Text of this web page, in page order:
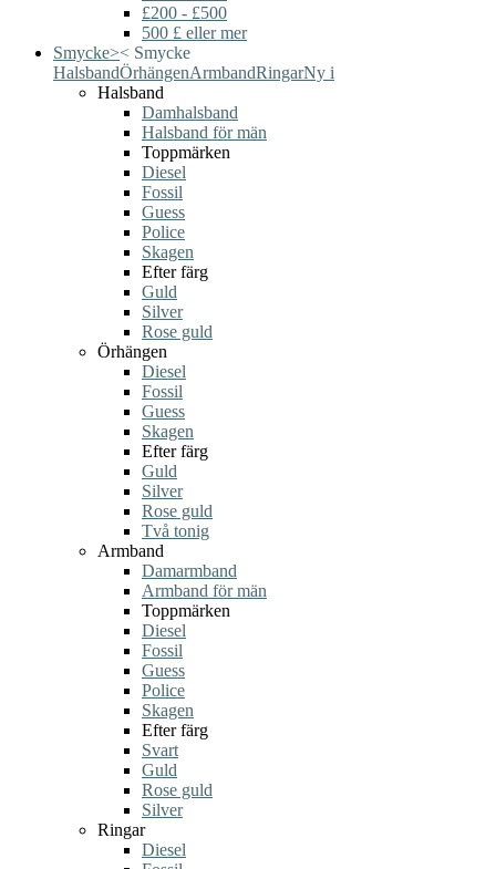
£200 - £500
500 £ eller mer
Smycke>< Smycke
HalsbandÖrhängenArmbandRingarNy i
Halsband
Damhalsband
Halsband för män
Toppmärken
Diesel
Fossil
Guess
Police
Skagen
Efter färg
Guld
Silver
Rose guld
Örhängen
Diesel
Fossil
Guess
Skagen
Efter färg
Guld
Silver
Rose guld
Två tonig
Armband
Damarmband
Armband för män
Toppmärken
Diesel
Fossil
Guess
Police
Skagen
Efter färg
Svart
Guld
Rose guld
Silver
Ringar
Diesel